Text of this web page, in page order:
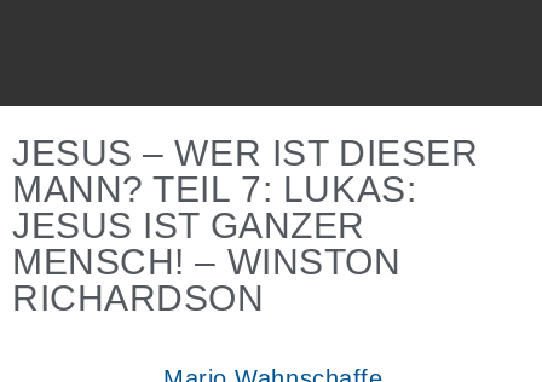
JESUS – WER IST DIESER
MANN? TEIL 7: LUKAS:
JESUS IST GANZER
MENSCH! – WINSTON
RICHARDSON